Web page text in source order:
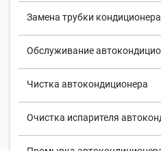
Замена трубки кондиционера
Обслуживание
Чистка автокондиционера
Очистка испарителя